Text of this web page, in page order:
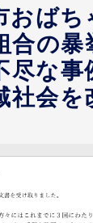
おば
合の
尽な事
社会を